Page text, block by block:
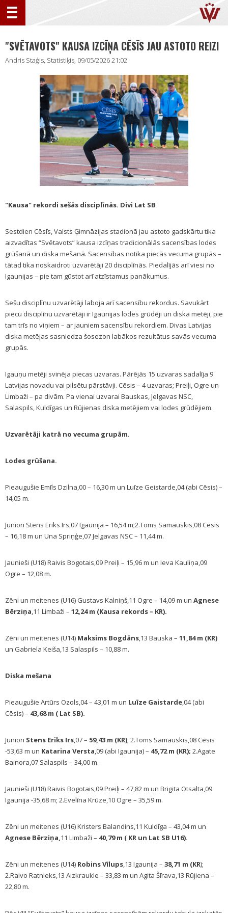
"SVĒTAVOTS" KAUSA IZCĪŅA CĒSĪS JAU ASTOTO REIZI
Andris Staģis, Statistiķis, 09/05/2026 21:02
"Kausa" rekordi sešās disciplīnās. Divi Lat SB
Sestdien Cēsīs, Valsts Ģimnāzijas stadionā jau astoto gadskārtu tika
aizvadītas “Svētavots” kausa izcīņas tradicionālās sacensības lodes
grūšanā un diska mešanā. Sacensības notika piecās vecuma grupās –
tātad tika noskaidroti uzvarētāji 20 disciplīnās. Piedalījās arī viesi no
Igaunijas – pie tam gūstot arī atzīstamus panākumus.
Sešu disciplīnu uzvarētāji laboja arī sacensību rekordus. Savukārt
piecu disciplīnu uzvarētāji ir Igaunijas lodes grūdēji un diska metēji, pie
tam trīs no viņiem – ar jauniem sacensību rekordiem. Divas Latvijas
diska metējas sasniedza šosezon labākos rezultātus savās vecuma
grupās.
Igauņu metēji svinēja piecas uzvaras. Pārējās 15 uzvaras sadalīja 9
Latvijas novadu vai pilsētu pārstāvji. Cēsis – 4 uzvaras; Preiļi, Ogre un
Limbaži – pa divām. Pa vienai uzvarai Bauskas, Jelgavas NSC,
Salaspils, Kuldīgas un Rūjienas diska metējiem vai lodes grūdējiem.
Uzvarētāji katrā no vecuma grupām.
Lodes grūšana.
Pieaugušie Emīls Dzilna,00 – 16,30 m un Luīze Geistarde,04 (abi Cēsis) –
14,05 m.
Juniori Stens Eriks Irs,07 Igaunija – 16,54 m;2.Toms Samauskis,08 Cēsis
– 16,18 m un Una Spriņģe,07 Jelgavas NSC – 11,44 m.
Jaunieši (U18) Raivis Bogotais,09 Preiļi – 15,96 m un Ieva Kauliņa,09
Ogre – 12,08 m.
Zēni un meitenes (U16) Gustavs Kalniņš,11 Ogre – 14,09 m un Agnese
Bērziņa,11 Limbaži – 12,24 m (Kausa rekords – KR).
Zēni un meitenes (U14) Maksims Bogdāns,13 Bauska – 11,84 m (KR)
un Gabriela Keiša,13 Salaspils – 10,88 m.
Diska mešana
Pieaugušie Artūrs Ozols,04 – 43,01 m un Luīze Gaistarde,04 (abi
Cēsis) – 43,68 m ( Lat SB).
Juniori Stens Eriks Irs,07 – 59,43 m (KR); 2.Toms Samauskis,08 Cēsis
-53,63 m un Katarina Versta,09 (abi Igaunija) – 45,72 m (KR); 2.Agate
Bainora,07 Salaspils – 34,00 m.
Jaunieši (U18) Raivis Bogotais,09 Preiļi – 47,82 m un Brigita Otsalta,09
Igaunija -35,68 m; 2.Evelīna Krūze,10 Ogre – 35,59 m.
Zēni un meitenes (U16) Kristers Balandins,11 Kuldīga – 43,04 m un
Agnese Bērziņa,11 Limbaži – 40,79 m ( KR un Lat SB U16).
Zēni un meitenes (U14) Robins Vīlups,13 Igaunija – 38,71 m (KR);
2.Raivo Ratnieks,13 Aizkraukle – 33,83 m un Agita Šīrava,13 Rūjiena –
22,80 m.